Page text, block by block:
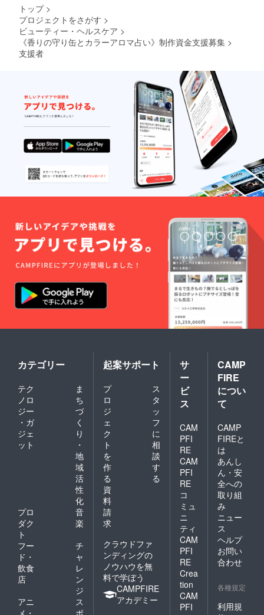
トップ >
プロジェクトをさがす >
ビューティー・ヘルスケア >
《香りの守り缶とカラーアロマ占い》制作資金支援募集 >
支援者
カテゴリー
テク
ノロ
ジー
・ガ
ジェ
ット
ま
ち
づ
く
り
・
地
域
活
性
化
プロ
ダク
ト
音
楽
フー
ド・
飲食
店
チ
ャ
レ
ン
ジ
アニ
ス
起案サポート
プ
ロ
ジ
ェ
ク
ト
を
作
る
ス
タ
ッ
フ
に
相
談
す
る
資
料
請
求
クラウドファ
ンディングの
ノウハウを無
料で学ぼう
CAMPFIRE
アカデミー
サ
ー
ビ
ス
CAM
PFI
RE
CAM
PFI
RE
コ
ミュ
ニ
ティ
CAM
PFI
RE
Crea
tion
CAM
PFI
CAMP
FIRE
につい
て
CAMP
FIREと
は
あんし
ん・安
全への
取り組
み
ニュー
ス
ヘルプ
お問い
合わせ
各種規定
利用規